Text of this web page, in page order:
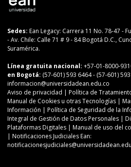
Sedes: Ean Legacy: Carrera 11 No. 78-47 -
-Av. Chile: Calle 71 # 9 - 84Bogotá D.C.,
Suramérica.
Línea gratuita nacional: +57-01-8000-
en Bogotá: (57-601) 593 6464- (57-601) 593
informacion@universidadean.edu.co
Aviso de privacidad | Política de
Manual de Cookies u otras Tecnologías |
Información | Política de Seguridad de la
Integral de Gestión de Datos Personales |
Plataformas Digitales | Manual de uso del
| Notificaciones Judiciales Ean: